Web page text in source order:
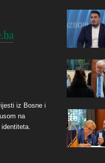
iz Bosne i
na